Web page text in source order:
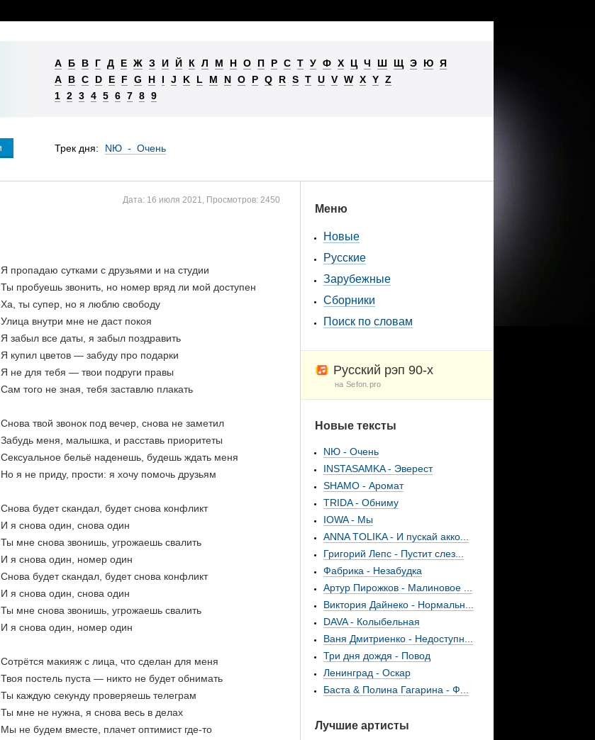
А Б В Г Д Е Ж З И Й К Л М Н О П Р С Т У Ф Х Ц Ч Ш Щ Э Ю Я
A
B C D E F G H I J K L M N O P Q R S T U V W X Y Z
1 2 3 4 5 6 7 8 9
Трек дня: NЮ - Очень
Дата: 16 июля 2021, Просмотров: 2450
Я пропадаю сутками с друзьями и на студии
Ты пробуешь звонить, но номер вряд ли мой доступен
Ха, ты супер, но я люблю свободу
Улица внутри мне не даст покоя
Я забыл все даты, я забыл поздравить
Я купил цветов — забуду про подарки
Я не для тебя — твои подруги правы
Сам того не зная, тебя заставлю плакать
Снова твой звонок под вечер, снова не заметил
Забудь меня, малышка, и расставь приоритеты
Сексуальное бельё наденешь, будешь ждать меня
Но я не приду, прости: я хочу помочь друзьям
Снова будет скандал, будет снова конфликт
И я снова один, снова один
Ты мне снова звонишь, угрожаешь свалить
И я снова один, номер один
Снова будет скандал, будет снова конфликт
И я снова один, снова один
Ты мне снова звонишь, угрожаешь свалить
И я снова один, номер один
Сотрётся макияж с лица, что сделан для меня
Твоя постель пуста — никто не будет обнимать
Ты каждую секунду проверяешь телеграм
Ты мне не нужна, я снова весь в делах
Мы не будем вместе, плачет оптимист где-то
Меню
Новые
Русские
Зарубежные
Сборники
Поиск по словам
Русский рэп 90-х
на Sefon.pro
Новые тексты
NЮ - Очень
INSTASAMKA - Эверест
SHAMO - Аромат
TRIDA - Обниму
IOWA - Мы
ANNA TOLIKA - И пускай акко...
Григорий Лепс - Пустит слез...
Фабрика - Незабудка
Артур Пирожков - Малиновое ...
Виктория Дайнеко - Нормальн...
DAVA - Колыбельная
Ваня Дмитриенко - Недоступн...
Три дня дождя - Повод
Ленинград - Оскар
Баста & Полина Гагарина - Ф...
Лучшие артисты